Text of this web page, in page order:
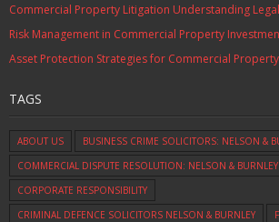
Commercial Property Litigation Understanding
Risk Management in Commercial Property
Asset Protection Strategies for Commercial
TAGS
ABOUT US
BUSINESS CRIME SOLICITORS: NELSON &
COMMERCIAL DISPUTE RESOLUTION: NELSON & BURNLEY
CORPORATE RESPONSIBILITY
CRIMINAL DEFENCE SOLICITORS NELSON & BURNLEY